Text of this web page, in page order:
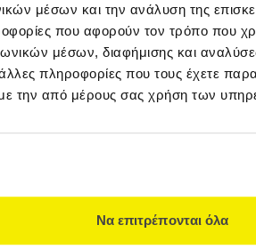
μέσων και την ανάλυση της
που αφορούν τον τρόπο που
μέσων, διαφήμισης και
πληροφορίες που τους έχετε
την από μέρους σας χρήση των
Να επιτρέπονται όλα
Cyprus Ltd. (VTC) Λεωφ.
Μακαρίου Γ΄ 82Ε 1077
800